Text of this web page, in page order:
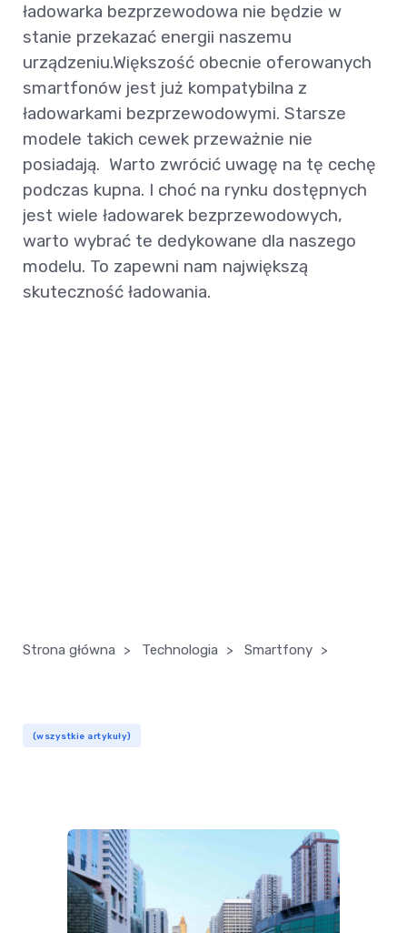
ładowarka bezprzewodowa nie będzie w
stanie przekazać energii naszemu
urządzeniu.Większość obecnie oferowanych
smartfonów jest już kompatybilna z
ładowarkami bezprzewodowymi. Starsze
modele takich cewek przeważnie nie
posiadają. Warto zwrócić uwagę na tę cechę
podczas kupna. I choć na rynku dostępnych
jest wiele ładowarek bezprzewodowych,
warto wybrać te dedykowane dla naszego
modelu. To zapewni nam największą
skuteczność ładowania.
Strona główna > Technologia > Smartfony >
(wszystkie artykuły)